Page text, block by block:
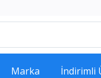
Marka İndirimli